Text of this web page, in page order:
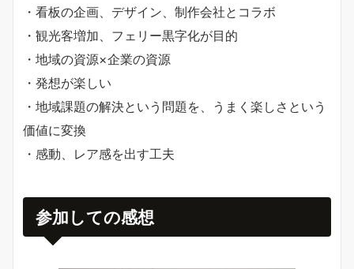
・看板の企画、デザイン、制作会社とコラボ
・観光客増加、フェリー黒字化が目的
・地域の資源×企業の資源
・発想が楽しい
・地域課題の解決という問題を、うまく楽しさという
価値に変換
・感動、レア感を出す工夫
参加しての感想